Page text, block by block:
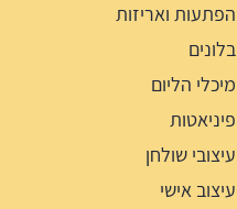
הפתעות ואריזות
בלונים
מיכלי הליום
פיניאטות
עיצובי שולחן
עיצוב אישי